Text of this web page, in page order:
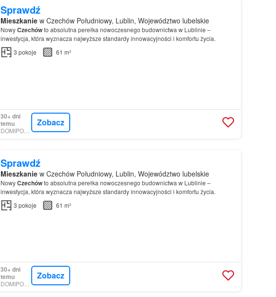
Sprawdź
Mieszkaniew Czechów Południowy, Lublin, Województwo lubelskie
NowyCzechówto absolutna perełka nowoczesnego budownictwa w Lublinie –
inwestycja, która wyznacza najwyższe standardy innowacyjności i komfortu życia.
3 pokoje 61 m²
30+ dni
temu
DOMIPORTA
Zobacz
Sprawdź
Mieszkaniew Czechów Południowy, Lublin, Województwo lubelskie
NowyCzechówto absolutna perełka nowoczesnego budownictwa w Lublinie –
inwestycja, która wyznacza najwyższe standardy innowacyjności i komfortu życia.
3 pokoje 61 m²
30+ dni
temu
DOMIPORTA
Zobacz